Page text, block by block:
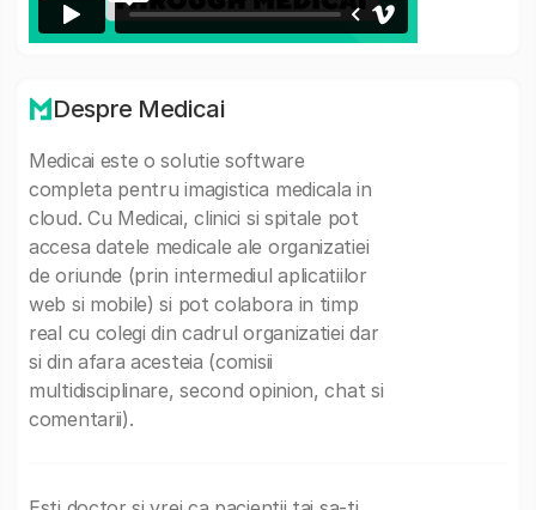
Despre Medicai
Medicai este o solutie software
completa pentru imagistica medicala in
cloud. Cu Medicai, clinici si spitale pot
accesa datele medicale ale organizatiei
de oriunde (prin intermediul aplicatiilor
web si mobile) si pot colabora in timp
real cu colegi din cadrul organizatiei dar
si din afara acesteia (comisii
multidisciplinare, second opinion, chat si
comentarii).